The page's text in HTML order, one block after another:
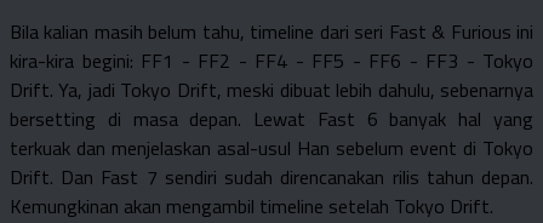
Bila kalian masih belum tahu, timeline dari seri Fast & Furious ini
kira-kira begini: FF1 - FF2 - FF4 - FF5 - FF6 - FF3 - Tokyo
Drift. Ya, jadi Tokyo Drift, meski dibuat lebih dahulu, sebenarnya
bersetting di masa depan. Lewat Fast 6 banyak hal yang
terkuak dan menjelaskan asal-usul Han sebelum event di Tokyo
Drift. Dan Fast 7 sendiri sudah direncanakan rilis tahun depan.
Kemungkinan akan mengambil timeline setelah Tokyo Drift.